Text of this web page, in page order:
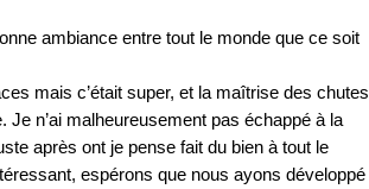
ambiance entre tout le monde que ce soit
mais c’était super, et la maîtrise des chutes
Je n’ai malheureusement pas échappé à la
après ont je pense fait du bien à tout le
espérons que nous ayons développé